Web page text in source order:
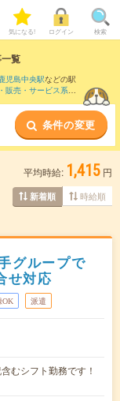
気になる! ログイン 検索
覧
児島中央駅などの駅
販売・サービス系、
条件の変更
平均時給: 1,415 円
新着順 時給順
グループで
せ対応
OK 派遣
むシフト勤務です！